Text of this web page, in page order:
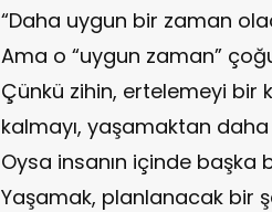
“Daha uygun bir zaman
Ama o “uygun zaman”
Çünkü zihin, ertelemeyi bir
kalmayı, yaşamaktan
Oysa insanın içinde başka
Yaşamak, planlanacak bir